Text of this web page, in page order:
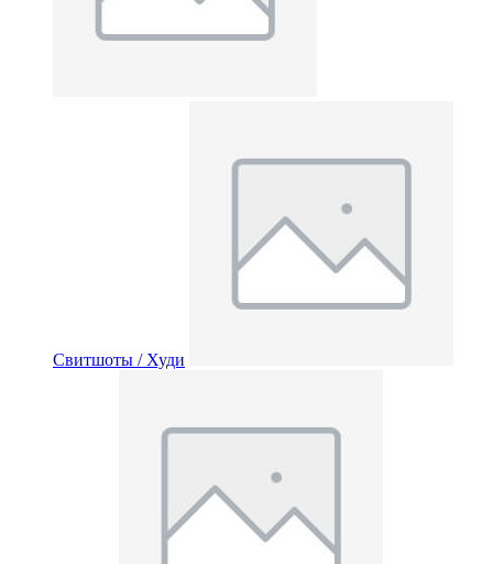
Свитшоты / Худи